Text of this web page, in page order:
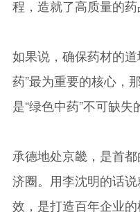
程，造就了高质量的药
如果说，确保药材的
药”最为重要的核心，
是“绿色中药”不可缺失
承德地处京畿，是首
济圈。用李沈明的话
效，是打造百年企业